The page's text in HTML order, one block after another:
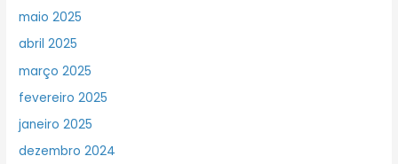
maio 2025
abril 2025
março 2025
fevereiro 2025
janeiro 2025
dezembro 2024